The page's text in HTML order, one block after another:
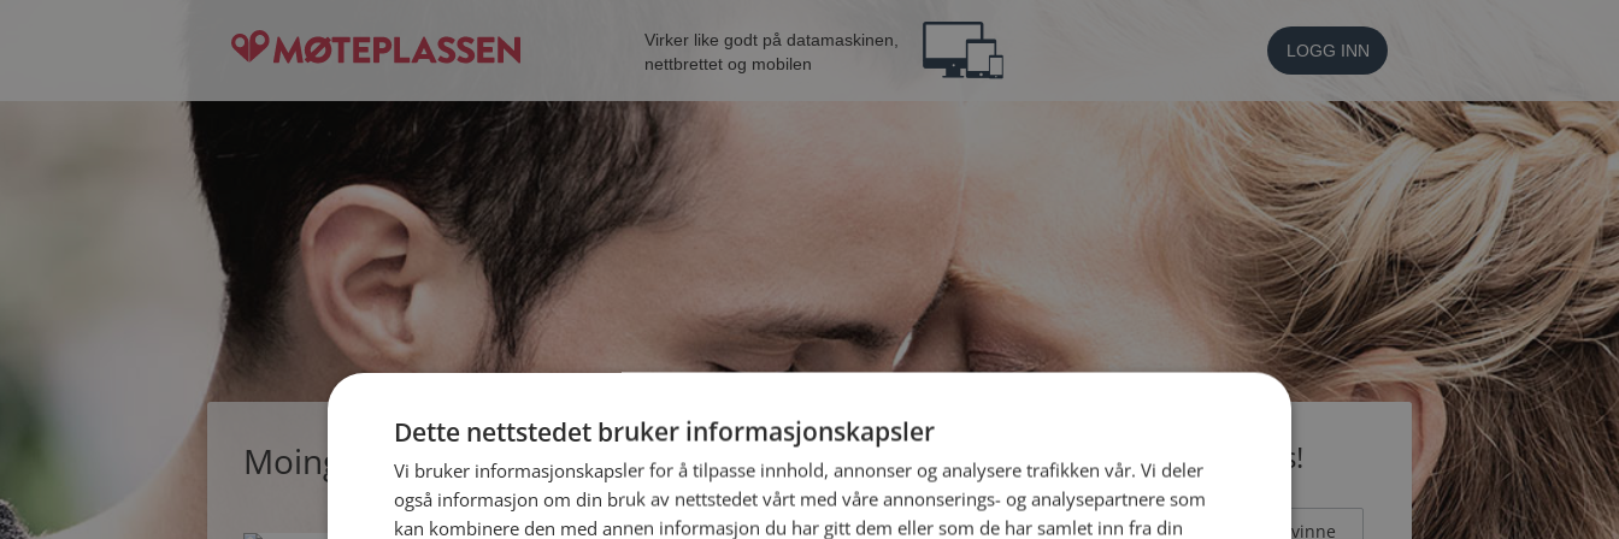
Virker like godt på datamaskinen,
nettbrettet og mobilen
LOGG INN
Moing, single mann fra Ringsaker Bli medlem gratis!
Jeg er en: Mann Kvinne
Dette nettstedet bruker informasjonskapsler
Vi bruker informasjonskapsler for å tilpasse innhold, annonser og analysere trafikken vår. Vi deler
også informasjon om din bruk av nettstedet vårt med våre annonserings- og analysepartnere som
kan kombinere den med annen informasjon du har gitt dem eller som de har samlet inn fra din